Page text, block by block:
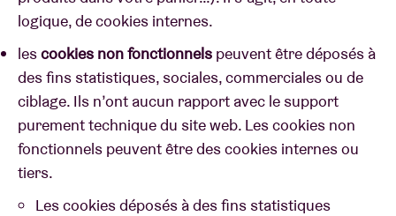
logique, de cookies internes.
lescookies non fonctionnels peuvent être déposés à
des fins statistiques, sociales, commerciales ou de
ciblage. Ils n’ont aucun rapport avec le support
purement technique du site web. Les cookies non
fonctionnels peuvent être des cookies internes ou
tiers.
Les cookies déposés à des fins statistiques